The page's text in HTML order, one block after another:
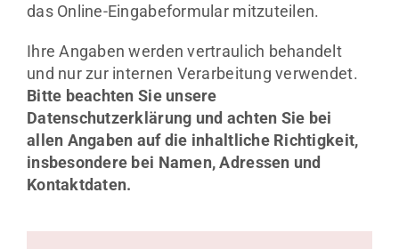
das Online-Eingabeformular mitzuteilen.
Ihre Angaben werden vertraulich behandelt
und nur zur internen Verarbeitung verwendet.
Bitte beachten Sie unsere
Datenschutzerklärung und achten Sie bei
allen Angaben auf die inhaltliche Richtigkeit,
insbesondere bei Namen, Adressen und
Kontaktdaten.